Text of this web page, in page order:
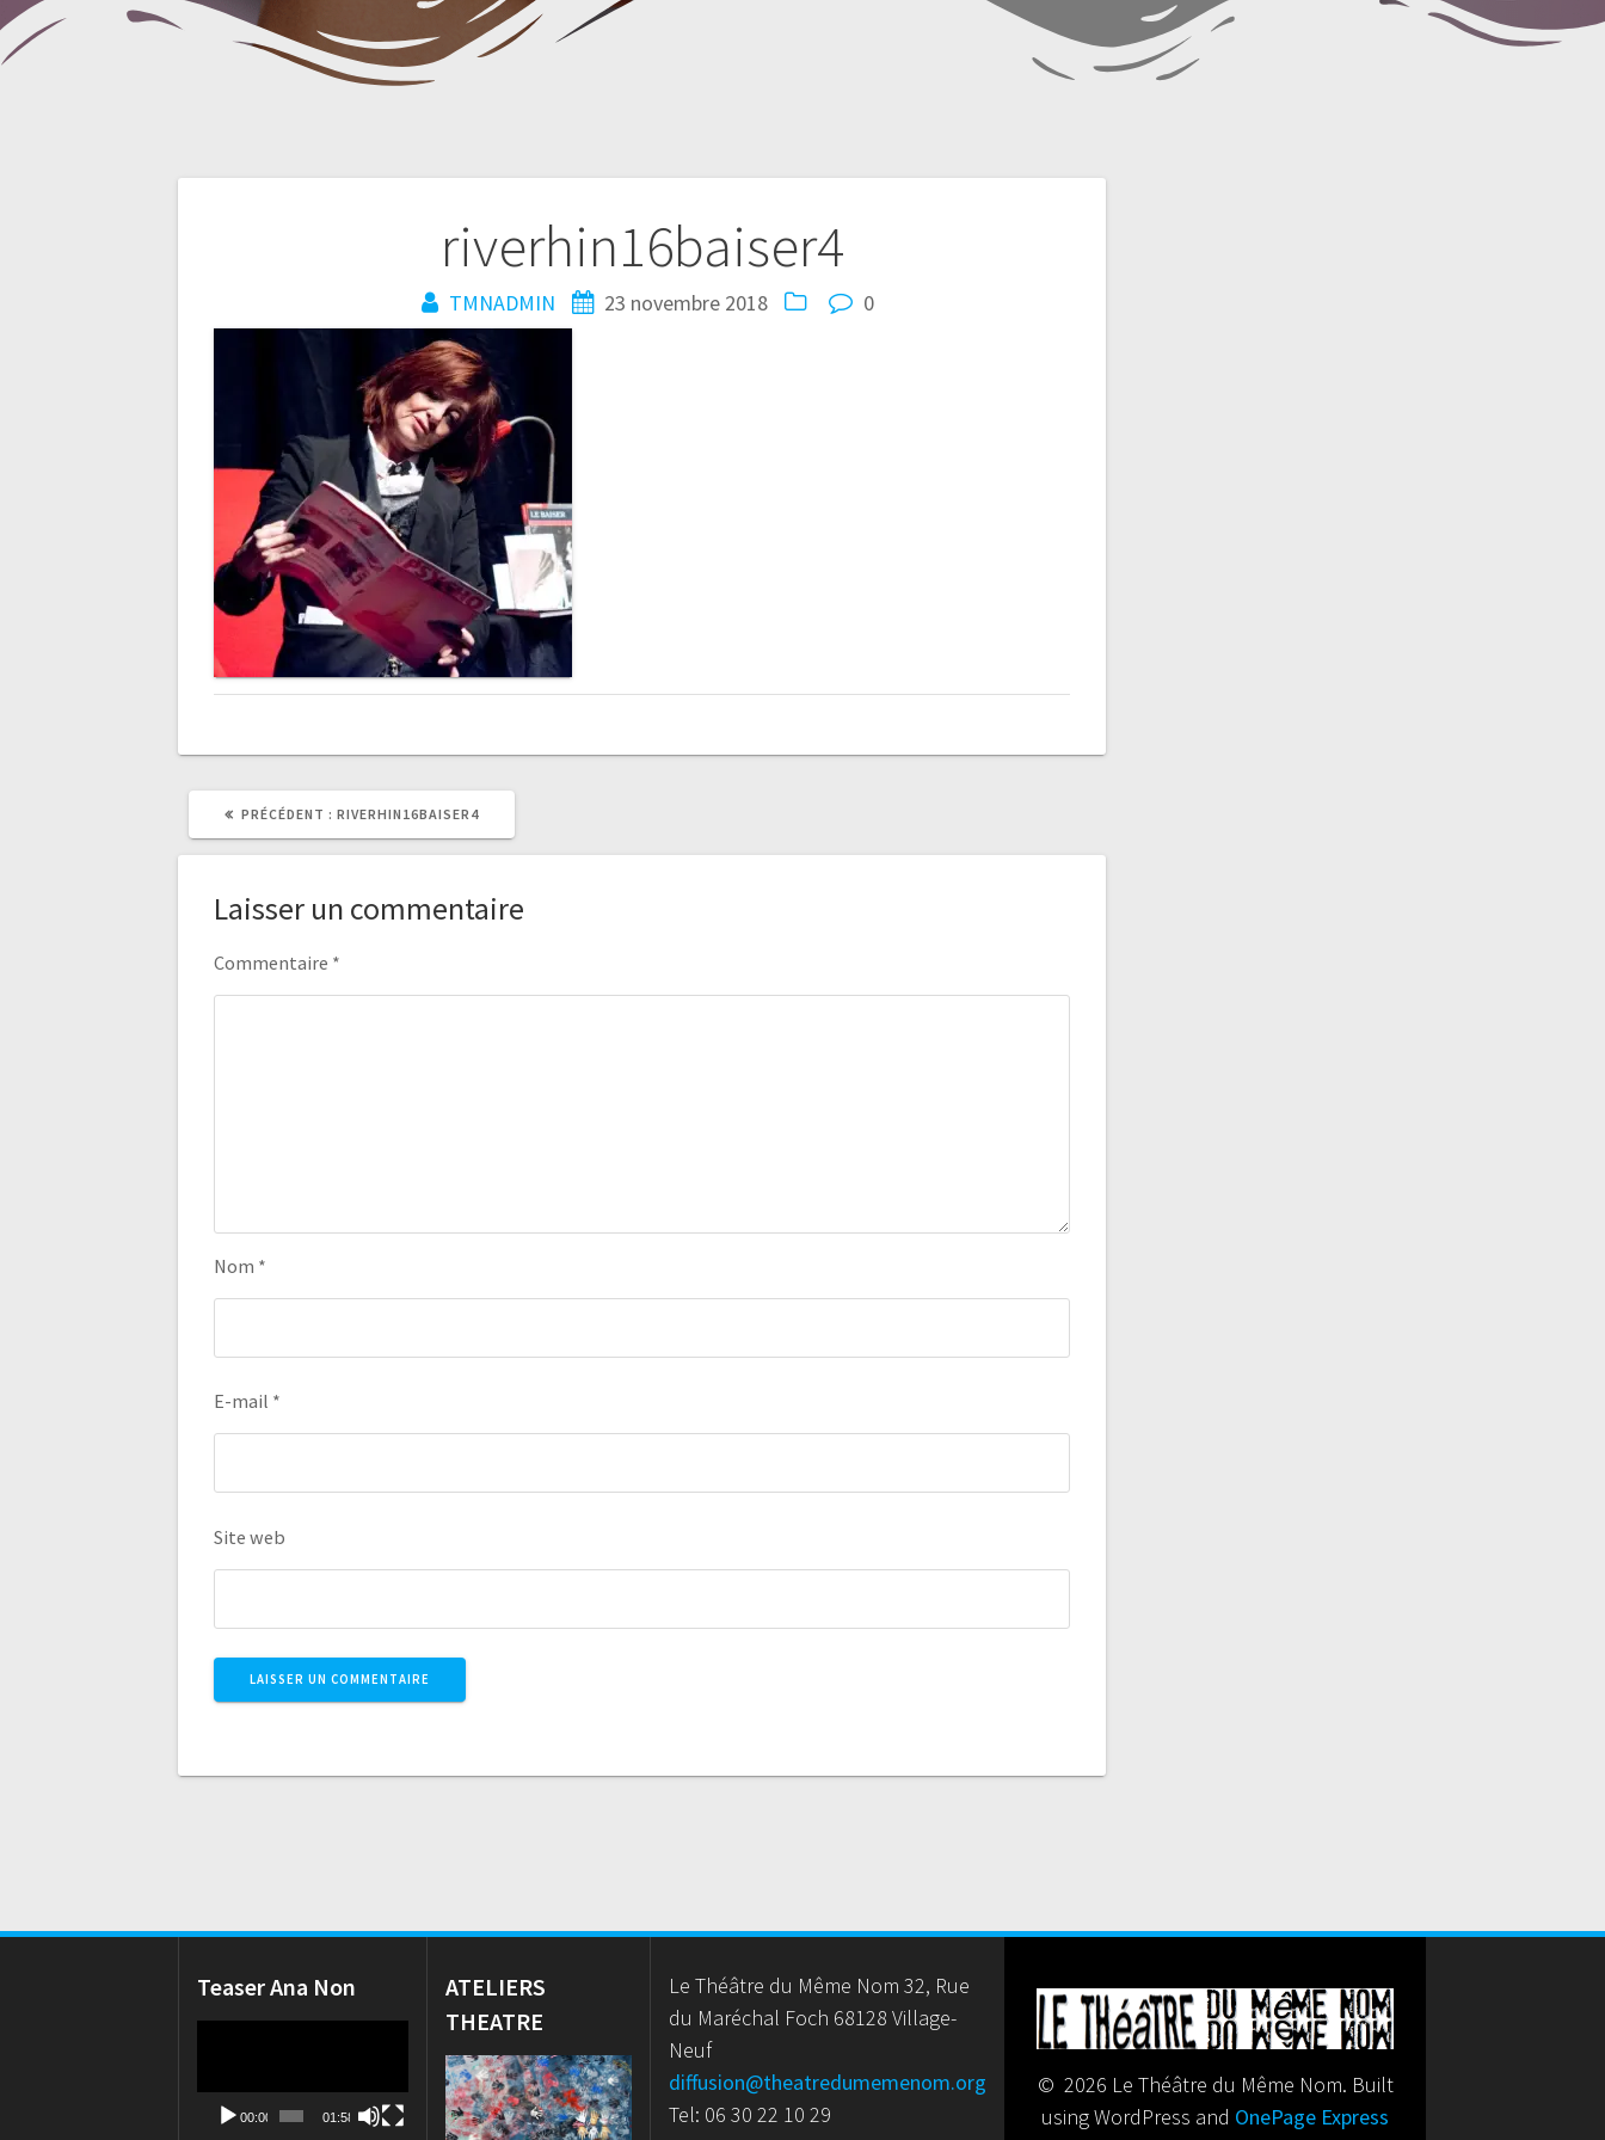
riverhin16baiser4
TMNADMIN 23 novembre 2018 0
de
l’article
PRÉCÉDENT : ARTICLE
RIVERHIN16BAISER4
Laisser un commentaire
Commentaire *
Nom *
E-mail *
Site web
Teaser Ana Non
00:00 01:58
ATELIERS
THEATRE
Le Théâtre du Même Nom 32, Rue
du Maréchal Foch 68128 Village-
Neuf
diffusion@theatredumemenom.org
Tel: 06 30 22 10 29
© 2026 Le Théâtre du Même Nom. Built
using WordPress and OnePage Express